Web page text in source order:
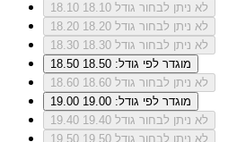
18.10
לא ניתן לבחור גודל 18.10
18.20
לא ניתן לבחור גודל 18.20
18.30
לא ניתן לבחור גודל 18.30
18.50
מוגדר לפי גודל: 18.50
18.60
לא ניתן לבחור גודל 18.60
19.00
מוגדר לפי גודל: 19.00
19.40
לא ניתן לבחור גודל 19.40
19.50
לא ניתן לבחור גודל 19.50